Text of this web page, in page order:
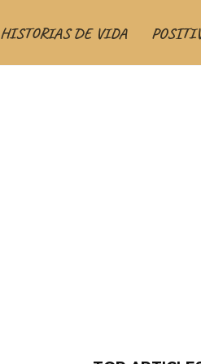
HISTORIAS DE VIDA